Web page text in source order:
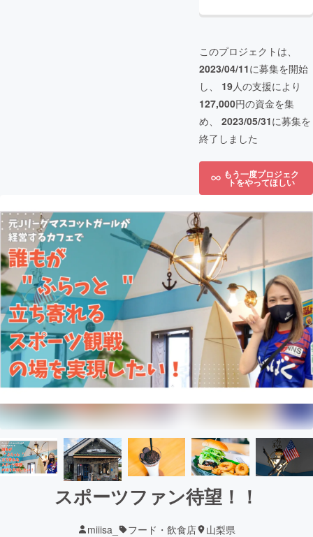
このプロジェクトは、
2023/04/11に募集を開始
し、 19人の支援により
127,000円の資金を集
め、 2023/05/31に募集を
終了しました
もう一度プロジェク
トをやってほしい
スポーツファン待望！！
miiisa_ フード・飲食店 山梨県